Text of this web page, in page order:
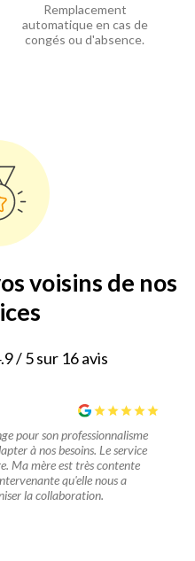
Remplacement
automatique en cas de
congés ou d'absence.
voisins de nos
/ 5 sur 16 avis
pour son professionnalisme
à nos besoins. Le service
Ma mère est très contente
qu'elle nous a
la collaboration.